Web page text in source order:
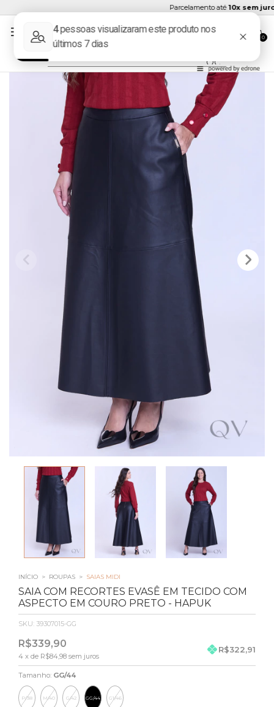
Parcelamento até10x sem juros
0
INÍCIO > ROUPAS > SAIAS MIDI
SAIA COM RECORTES EVASÊ EM TECIDO COM
ASPECTO EM COURO PRETO - HAPUK
SKU: 39307015-GG
R$339,90
4 x de R$84,98 sem juros
R$322,91
Tamanho: GG/44
P/38 M/40 G/42 GG/44 G1/46